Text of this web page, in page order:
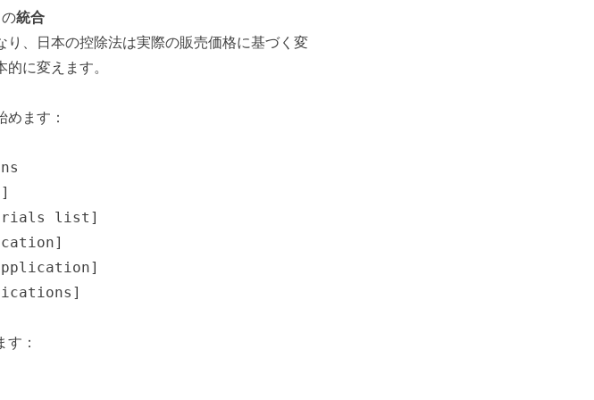
統合
、日本の控除法は実際の販売価格に基づく変
に変えます。
ます：
list]
：